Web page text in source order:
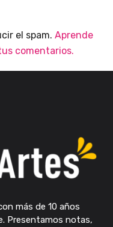
el spam.Aprende
comentarios.
más de 10 años
Presentamos notas,